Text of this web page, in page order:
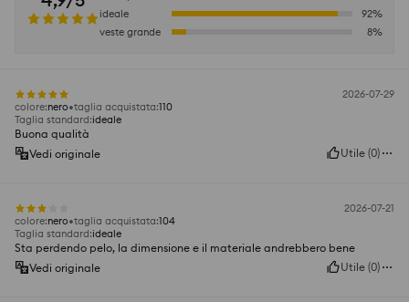
ideale
92%
veste grande
8%
2026-07-29
colore:nero taglia acquistata:110
Taglia standard:ideale
Buona qualità
Vedi originale
Utile (0)
2026-07-21
colore:nero taglia acquistata:104
Taglia standard:ideale
Sta perdendo pelo, la dimensione e il materiale andrebbero bene
Vedi originale
Utile (0)